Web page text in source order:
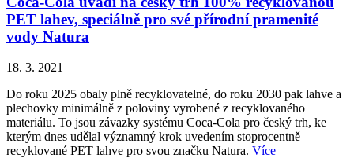
PET lahev, speciálně pro své přírodní pramenité
vody Natura
18. 3. 2021
Do roku 2025 obaly plně recyklovatelné, do roku 2030 pak lahve a
plechovky minimálně z poloviny vyrobené z recyklovaného
materiálu. To jsou závazky systému Coca-Cola pro český trh, ke
kterým dnes udělal významný krok uvedením stoprocentně
recyklované PET lahve pro svou značku Natura. Více